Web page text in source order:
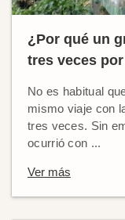
¿Por qué un
tres veces
No es habitual
mismo viaje con
tres veces. Sin
ocurrió con ...
Ver más